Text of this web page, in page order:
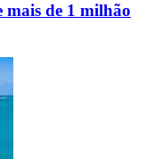
de 1 milhão